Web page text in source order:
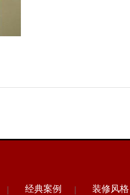
经典案例 装修风格